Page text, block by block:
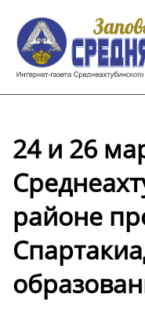
24 и 26
районе